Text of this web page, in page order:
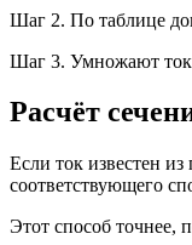
Шаг 2. По таблице
Шаг 3. Умножают ток
Расчёт
Если ток известен
соответствующего
Этот способ точнее,